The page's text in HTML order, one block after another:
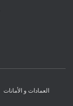
العمادات و الأمانات